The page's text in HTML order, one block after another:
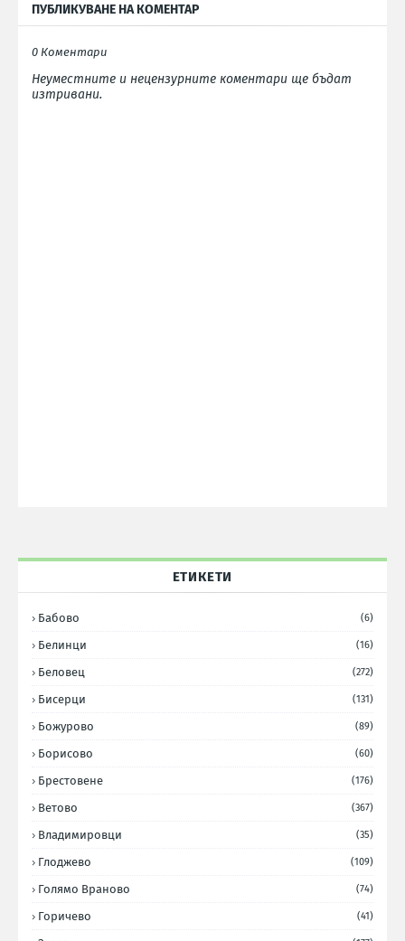
ПУБЛИКУВАНЕ НА КОМЕНТАР
0 Коментари
Неуместните и нецензурните коментари ще бъдат
изтривани.
ЕТИКЕТИ
Бабово (6)
Белинци (16)
Беловец (272)
Бисерци (131)
Божурово (89)
Борисово (60)
Брестовене (176)
Ветово (367)
Владимировци (35)
Глоджево (109)
Голямо Враново (74)
Горичево (41)